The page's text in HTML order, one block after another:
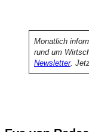
Monatlich
rund um
Newsletter.